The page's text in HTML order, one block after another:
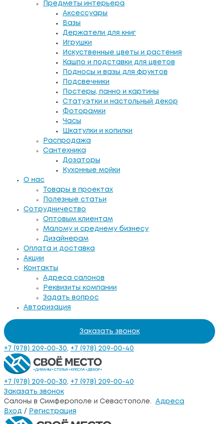
Предметы интерьера
Аксессуары
Вазы
Держатели для книг
Игрушки
Искуственные цветы и растения
Кашпо и подставки для цветов
Подносы и вазы для фруктов
Подсвечники
Постеры, панно и картины
Статуэтки и настольный декор
Фоторамки
Часы
Шкатулки и копилки
Распродажа
Сантехника
Дозаторы
Кухонные мойки
О нас
Товары в проектах
Полезные статьи
Сотрудничество
Оптовым клиентам
Малому и среднему бизнесу
Дизайнерам
Оплата и доставка
Акции
Контакты
Адреса салонов
Реквизиты компании
Задать вопрос
Авторизация
Заказать звонок
+7 (978) 209-00-30, +7 (978) 209-00-40
+7 (978) 209-00-30, +7 (978) 209-00-40
Заказать звонок
Салоны в Симферополе и Севастополе.
Адреса
Вход / Регистрация